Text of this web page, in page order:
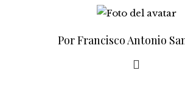
Por Francisco Antonio